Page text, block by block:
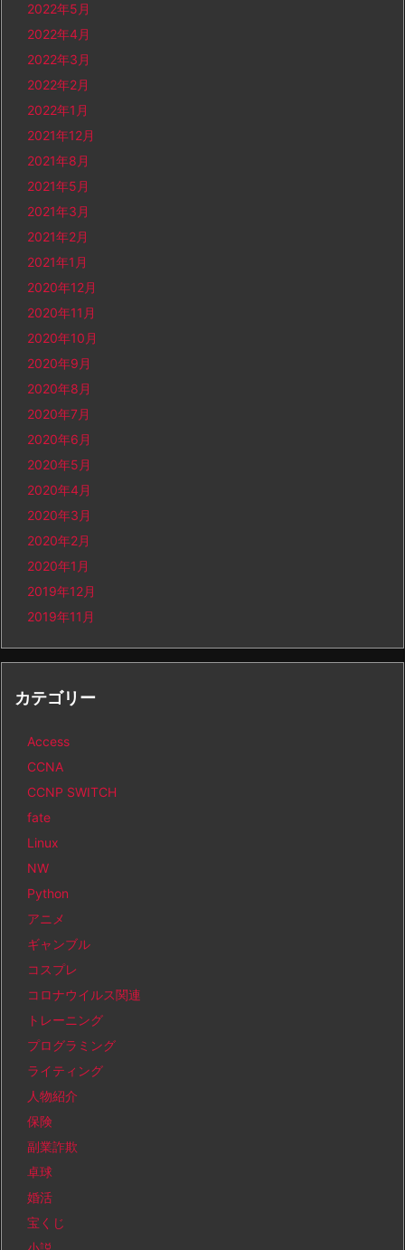
2022年5月
2022年4月
2022年3月
2022年2月
2022年1月
2021年12月
2021年8月
2021年5月
2021年3月
2021年2月
2021年1月
2020年12月
2020年11月
2020年10月
2020年9月
2020年8月
2020年7月
2020年6月
2020年5月
2020年4月
2020年3月
2020年2月
2020年1月
2019年12月
2019年11月
カテゴリー
Access
CCNA
CCNP SWITCH
fate
Linux
NW
Python
アニメ
ギャンブル
コスプレ
コロナウイルス関連
トレーニング
プログラミング
ライティング
人物紹介
保険
副業詐欺
卓球
婚活
宝くじ